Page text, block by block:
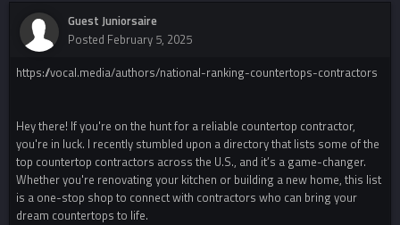
Guest Juniorsaire
Posted February 5, 2025
https://vocal.media/authors/national-ranking-countertops-contractors
Hey there! If you're on the hunt for a reliable countertop contractor,
you're in luck. I recently stumbled upon a directory that lists some of the
top countertop contractors across the U.S., and it’s a game-changer.
Whether you're renovating your kitchen or building a new home, this list
is a one-stop shop to connect with contractors who can bring your
dream countertops to life.